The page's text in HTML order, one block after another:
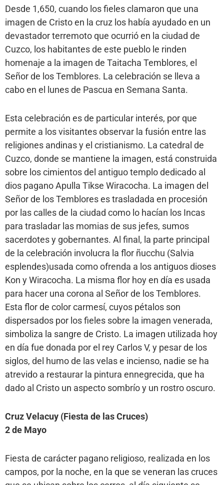
Desde 1,650, cuando los fieles clamaron que una
imagen de Cristo en la cruz los había ayudado en un
devastador terremoto que ocurrió en la ciudad de
Cuzco, los habitantes de este pueblo le rinden
homenaje a la imagen de Taitacha Temblores, el
Señor de los Temblores. La celebración se lleva a
cabo en el lunes de Pascua en Semana Santa.
Esta celebración es de particular interés, por que
permite a los visitantes observar la fusión entre las
religiones andinas y el cristianismo. La catedral de
Cuzco, donde se mantiene la imagen, está construida
sobre los cimientos del antiguo templo dedicado al
dios pagano Apulla Tikse Wiracocha. La imagen del
Señor de los Temblores es trasladada en procesión
por las calles de la ciudad como lo hacían los Incas
para trasladar las momias de sus jefes, sumos
sacerdotes y gobernantes. Al final, la parte principal
de la celebración involucra la flor ñucchu (Salvia
esplendes)usada como ofrenda a los antiguos dioses
Kon y Wiracocha. La misma flor hoy en día es usada
para hacer una corona al Señor de los Temblores.
Esta flor de color carmesí, cuyos pétalos son
dispersados por los fieles sobre la imagen venerada,
simboliza la sangre de Cristo. La imagen utilizada hoy
en día fue donada por el rey Carlos V, y pesar de los
siglos, del humo de las velas e incienso, nadie se ha
atrevido a restaurar la pintura ennegrecida, que ha
dado al Cristo un aspecto sombrío y un rostro oscuro.
Cruz Velacuy (Fiesta de las Cruces)
2 de Mayo
Fiesta de carácter pagano religioso, realizada en los
campos, por la noche, en la que se veneran las cruces